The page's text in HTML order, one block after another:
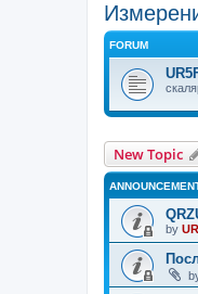
FORUM
New Topic
by